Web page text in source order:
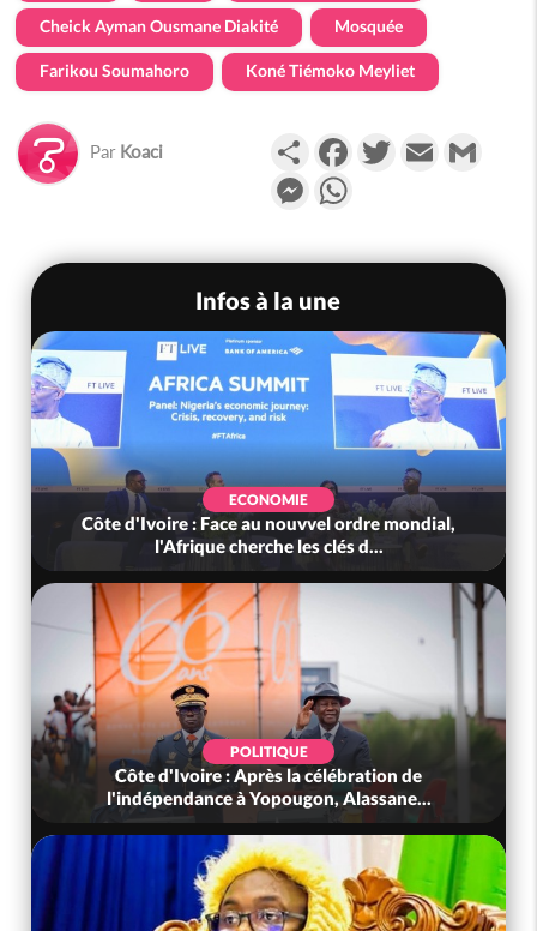
Cheick Ayman Ousmane Diakité Mosquée
Farikou Soumahoro Koné Tiémoko Meyliet
Par Koaci PartagerFacebookTwitterEmail
Messenger
Infos à la une
ECONOMIE
: Face au nouvvel ordre mondial,
cherche les clés d...
POLITIQUE
: Après la célébration de
à Yopougon, Alassane...
Côte d'Ivoire :
Côte d'Ivoire :
Touré aux